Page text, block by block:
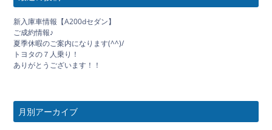
新入庫車情報【A200dセダン】
ご成約情報♪
夏季休暇のご案内になります(^^)/
トヨタの７人乗り！
ありがとうございます！！
月別アーカイブ